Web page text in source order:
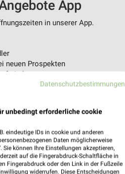
App
in unserer App.
neuen Prospekten
planen
Datenschutzbestimmungen
unbedingt erforderliche cookie
eindeutige IDs in cookie und anderen
Daten möglicherweise
können Ihre Einstellungen akzeptieren,
auf die Fingerabdruck-Schaltfläche in
Fingerabdruck oder den Link in der Fußzeile
widerrufen. Diese Entscheidungen